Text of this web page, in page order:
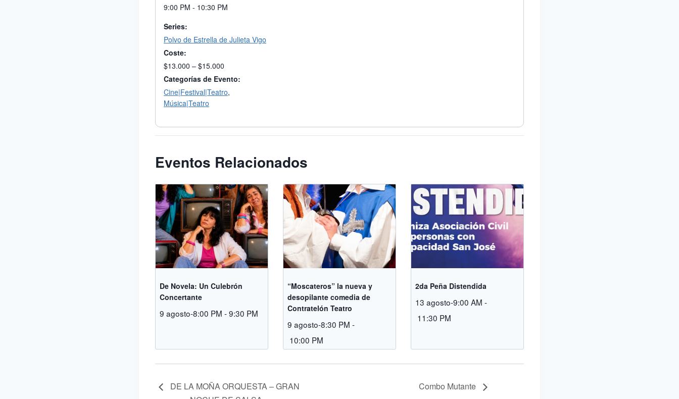
9:00 PM - 10:30 PM
Series:
Polvo de Estrella de Julieta Vigo
Coste:
$13.000 – $15.000
Categorías de Evento:
Cine|Festival|Teatro,
Música|Teatro
Eventos Relacionados
De Novela: Un Culebrón
Concertante
9 agosto-8:00 PM -9:30 PM
“Moscateros” la nueva y
desopilante comedia de
Contratelón Teatro
9 agosto-8:30 PM -
10:00 PM
2da Peña Distendida
13 agosto-9:00 AM -
11:30 PM
DE LA MOÑA ORQUESTA – GRAN
Combo Mutante